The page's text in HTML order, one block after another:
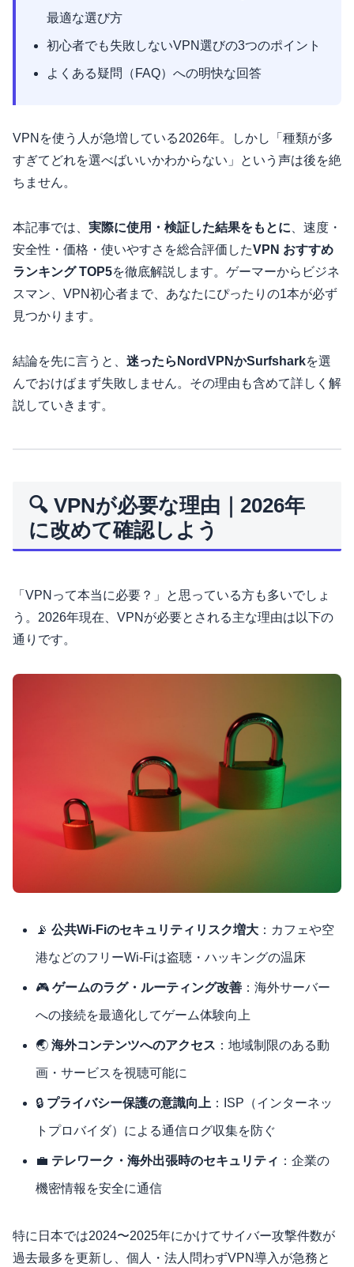
最適な選び方
初心者でも失敗しないVPN選びの3つのポイント
よくある疑問（FAQ）への明快な回答
VPNを使う人が急増している2026年。しかし「種類が多
すぎてどれを選べばいいかわからない」という声は後を絶
ちません。
本記事では、 実際に使用・検証した結果をもとに 、速度・
安全性・価格・使いやすさを総合評価したVPN おすすめ
ランキング TOP5を徹底解説します。ゲーマーからビジネ
スマン、VPN初心者まで、あなたにぴったりの1本が必ず
見つかります。
結論を先に言うと、 迷ったらNordVPNかSurfsharkを選
んでおけばまず失敗しません。その理由も含めて詳しく解
説していきます。
🔍 VPNが必要な理由｜2026年
に改めて確認しよう
「VPNって本当に必要？」と思っている方も多いでしょ
う。2026年現在、VPNが必要とされる主な理由は以下の
通りです。
📡公共Wi-Fiのセキュリティリスク増大 ：カフェや空
港などのフリーWi-Fiは盗聴・ハッキングの温床
🎮ゲームのラグ・ルーティング改善 ：海外サーバー
への接続を最適化してゲーム体験向上
🌏海外コンテンツへのアクセス ：地域制限のある動
画・サービスを視聴可能に
🔒 プライバシー保護の意識向上 ：ISP（インターネッ
トプロバイダ）による通信ログ収集を防ぐ
💼 テレワーク・海外出張時のセキュリティ ：企業の
機密情報を安全に通信
特に日本では2024〜2025年にかけてサイバー攻撃件数が
過去最多を更新し、個人・法人問わずVPN導入が急務と